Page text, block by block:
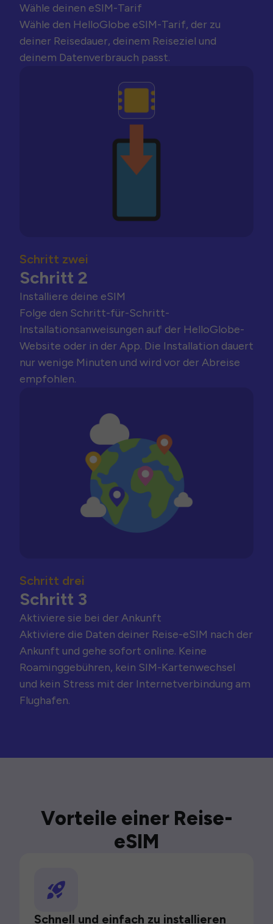
Wähle deinen eSIM-Tarif
Wähle den HelloGlobe eSIM-Tarif, der zu
deiner Reisedauer, deinem Reiseziel und
deinem Datenverbrauch passt.
Schritt zwei
Schritt 2
Installiere deine eSIM
Folge den Schritt-für-Schritt-
Installationsanweisungen auf der HelloGlobe-
Website oder in der App. Die Installation dauert
nur wenige Minuten und wird vor der Abreise
empfohlen.
Schritt drei
Schritt 3
Aktiviere sie bei der Ankunft
Aktiviere die Daten deiner Reise-eSIM nach der
Ankunft und gehe sofort online. Keine
Roaminggebühren, kein SIM-Kartenwechsel
und kein Stress mit der Internetverbindung am
Flughafen.
Vorteile einer Reise-
eSIM
Schnell und einfach zu installieren